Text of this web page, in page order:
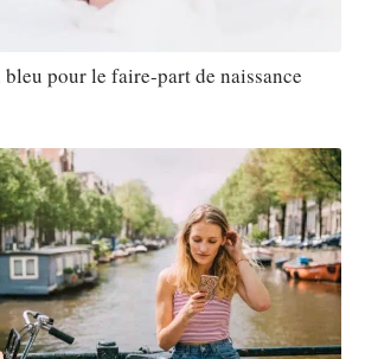
pour le faire-part de naissance